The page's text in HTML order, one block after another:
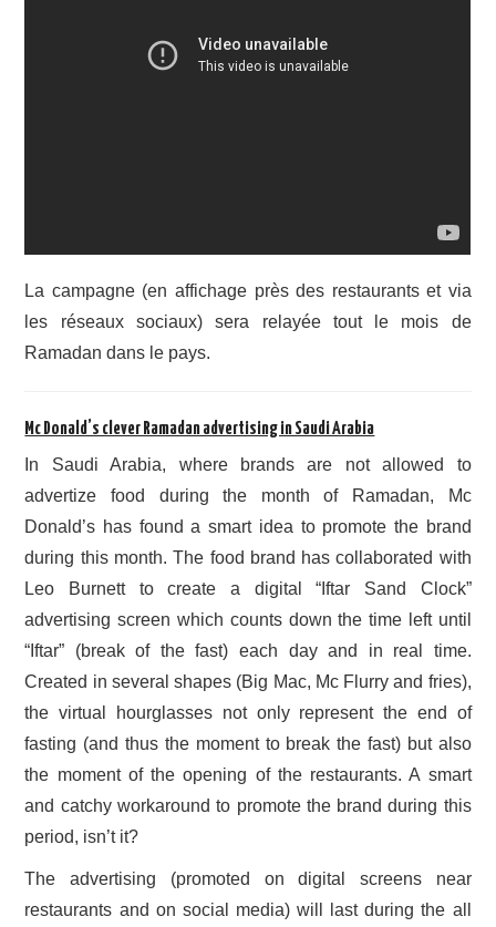
La campagne (en affichage près des restaurants et via
les réseaux sociaux) sera relayée tout le mois de
Ramadan dans le pays.
Mc Donald’s clever Ramadan advertising in Saudi Arabia
In Saudi Arabia, where brands are not allowed to
advertize food during the month of Ramadan, Mc
Donald’s has found a smart idea to promote the brand
during this month. The food brand has collaborated with
Leo Burnett to create a digital “Iftar Sand Clock”
advertising screen which counts down the time left until
“Iftar” (break of the fast) each day and in real time.
Created in several shapes (Big Mac, Mc Flurry and fries),
the virtual hourglasses not only represent the end of
fasting (and thus the moment to break the fast) but also
the moment of the opening of the restaurants. A smart
and catchy workaround to promote the brand during this
period, isn’t it?
The advertising (promoted on digital screens near
restaurants and on social media) will last during the all